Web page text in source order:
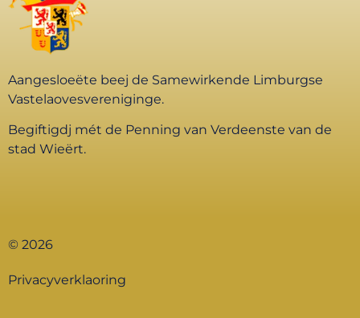
Aangesloeëte beej de Samewirkende Limburgse
Vastelaovesvereniginge.
Begiftigdj mét de Penning van Verdeenste van de
stad Wieërt.
© 2026
Privacyverklaoring